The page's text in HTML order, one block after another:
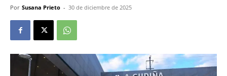
Por Susana Prieto - 30 de diciembre de 2025